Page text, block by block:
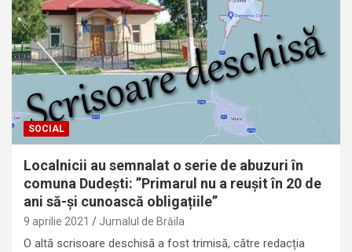
SOCIAL
Localnicii au semnalat o serie de abuzuri în
comuna Dudești: ”Primarul nu a reușit în 20 de
ani să-și cunoască obligațiile”
9 aprilie 2021 Jurnalul de Brăila
O altă scrisoare deschisă a fost trimisă, către redacția